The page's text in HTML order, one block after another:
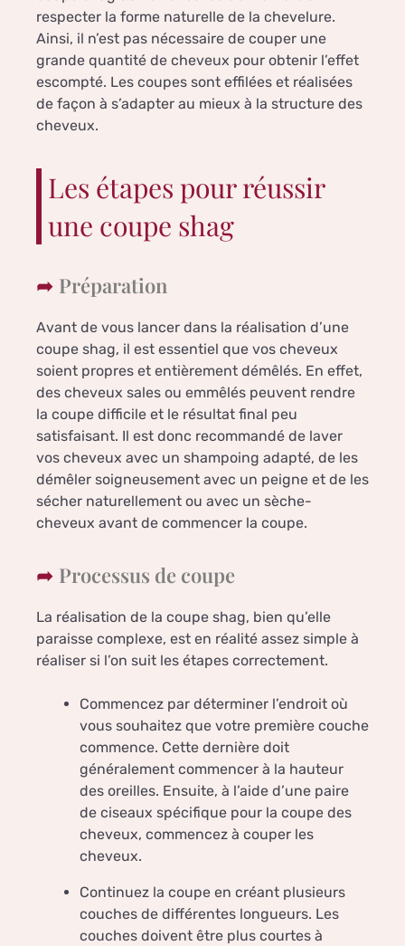
respecter la forme naturelle de la chevelure.
Ainsi, il n’est pas nécessaire de couper une
grande quantité de cheveux pour obtenir l’effet
escompté. Les coupes sont effilées et réalisées
de façon à s’adapter au mieux à la structure des
cheveux.
Les étapes pour réussir
une coupe shag
Préparation
Avant de vous lancer dans la réalisation d’une
coupe shag, il est essentiel que vos cheveux
soient propres et entièrement démêlés. En effet,
des cheveux sales ou emmêlés peuvent rendre
la coupe difficile et le résultat final peu
satisfaisant. Il est donc recommandé de laver
vos cheveux avec un shampoing adapté, de les
démêler soigneusement avec un peigne et de les
sécher naturellement ou avec un sèche-
cheveux avant de commencer la coupe.
Processus de coupe
La réalisation de la coupe shag, bien qu’elle
paraisse complexe, est en réalité assez simple à
réaliser si l’on suit les étapes correctement.
Commencez par déterminer l’endroit où
vous souhaitez que votre première couche
commence. Cette dernière doit
généralement commencer à la hauteur
des oreilles. Ensuite, à l’aide d’une paire
de ciseaux spécifique pour la coupe des
cheveux, commencez à couper les
cheveux.
Continuez la coupe en créant plusieurs
couches de différentes longueurs. Les
couches doivent être plus courtes à